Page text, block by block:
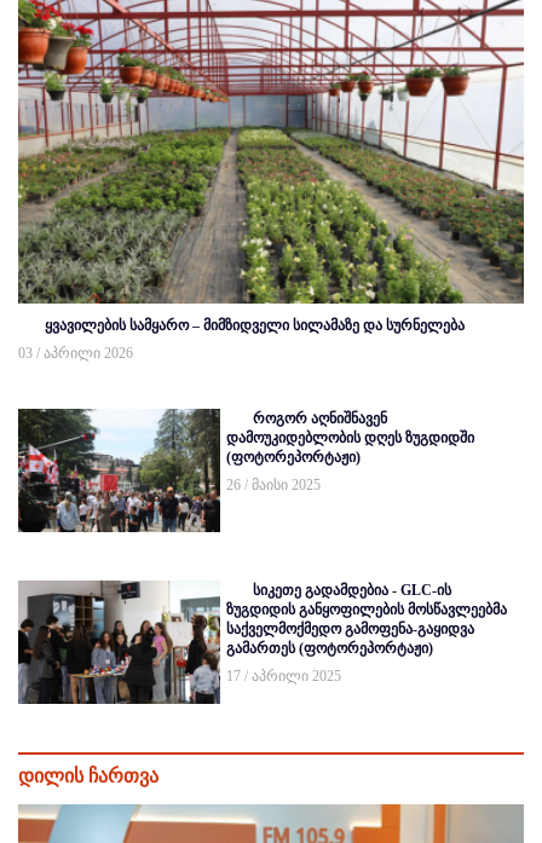
ყვავილების სამყარო – მიმზიდველი სილამაზე და სურნელება
03 / აპრილი 2026
როგორ აღნიშნავენ
დამოუკიდებლობის დღეს ზუგდიდში
(ფოტორეპორტაჟი)
26 / მაისი 2025
სიკეთე გადამდებია - GLC-ის
ზუგდიდის განყოფილების მოსწავლეებმა
საქველმოქმედო გამოფენა-გაყიდვა
გამართეს (ფოტორეპორტაჟი)
17 / აპრილი 2025
დილის ჩართვა